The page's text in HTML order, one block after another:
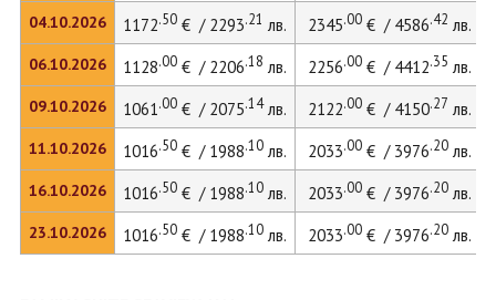
04.10.2026
06.10.2026
09.10.2026
11.10.2026
16.10.2026
23.10.2026
1172.50€ / 2293.21 лв. 2345.00€ / 4586.42 лв.
1128.00€ / 2206.18 лв. 2256.00€ / 4412.35 лв.
1061.00€ / 2075.14лв. 2122.00€ / 4150.27 лв.
1016.50€ / 1988.10лв. 2033.00€ / 3976.20лв.
1016.50€ / 1988.10лв. 2033.00€ / 3976.20лв.
1016.50€ / 1988.10лв. 2033.00€ / 3976.20лв.